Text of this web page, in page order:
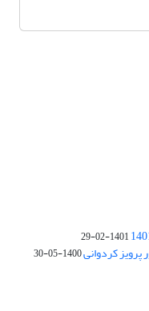
1401-02-29
کردوانی1400-05-30